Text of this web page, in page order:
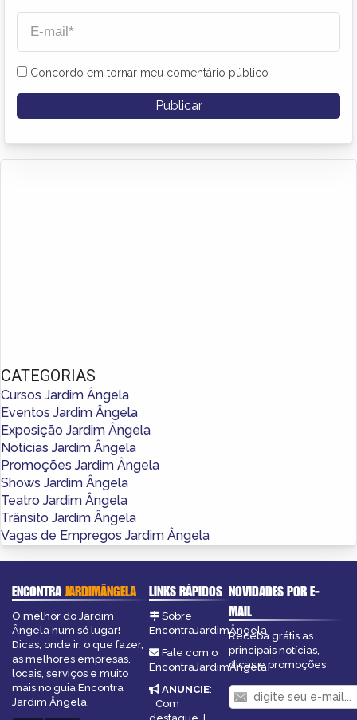
Concordo em tornar meu comentário público
CATEGORIAS
Cursos Jardim Ângela
Eventos Jardim Ângela
Exposição Jardim Ângela
Notícias Jardim Ângela
Promoções Jardim Ângela
Shows Jardim Ângela
Teatro Jardim Ângela
Trânsito Jardim Ângela
Vagas de Empregos Jardim Ângela
ENCONTRAJARDIMÂNGELA
O melhor do Jardim
Ângela num só lugar!
Dicas, onde ir, o que fazer,
as melhores empresas,
locais, serviços e muito
mais no guia Encontra
Jardim Ângela.
LINKS RÁPIDOS
Sobre
EncontraJardimÂngela
Fale com o
EncontraJardimÂngela
ANUNCIE:
Com
NOVIDADES POR E-
MAIL
Receba grátis as
principais notícias,
dicas e promoções